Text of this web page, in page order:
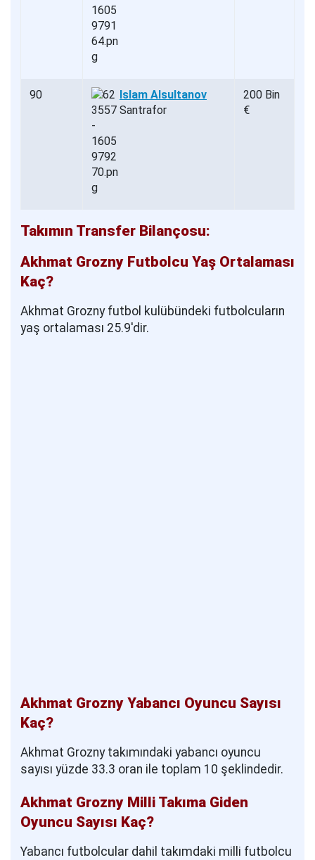
90
Islam Alsultanov
Santrafor
200 Bin
€
Takımın Transfer Bilançosu:
Akhmat Grozny Futbolcu Yaş Ortalaması
Kaç?
Akhmat Grozny futbol kulübündeki futbolcuların
yaş ortalaması 25.9'dir.
Akhmat Grozny Yabancı Oyuncu Sayısı
Kaç?
Akhmat Grozny takımındaki yabancı oyuncu
sayısı yüzde 33.3 oran ile toplam 10 şeklindedir.
Akhmat Grozny Milli Takıma Giden
Oyuncu Sayısı Kaç?
Yabancı futbolcular dahil takımdaki milli futbolcu